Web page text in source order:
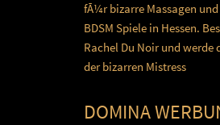
fÃ¼r bizarre Massagen
BDSM Spiele in Hessen.
Rachel Du Noir und werde
der bizarren Mistress
DOMINA